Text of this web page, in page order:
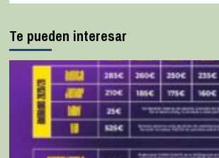
Te pueden interesar